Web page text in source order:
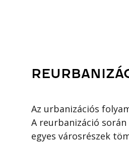
Az urbanizációs
A reurbanizáció
egyes városrészek